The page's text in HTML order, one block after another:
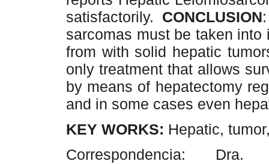
satisfactorily. CONCLUSION
sarcomas must be taken
from with solid hepatic
only treatment that allows
by means of hepatectomy
and in some cases even
KEY WORKS: Hepatic,
Correspondencia: